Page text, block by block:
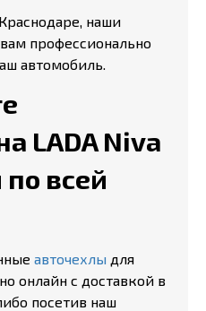
наши
профессионально
автомобиль.
LADA Niva
по всей
авточехлы для
онлайн с доставкой в
посетив наш